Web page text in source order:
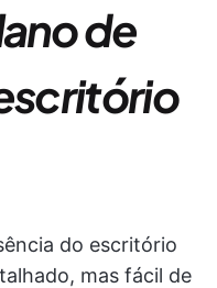
de
do escritório
mas fácil de